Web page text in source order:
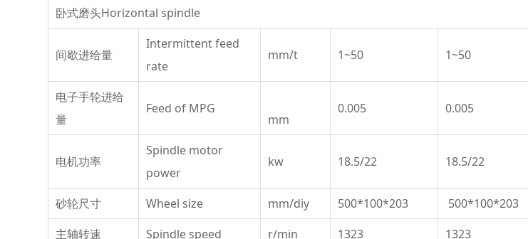
卧式磨头Horizontal spindle
间歇进给量
Intermittent feed
rate
mm/t 1~50 1~50
电子手轮进给
量
Feed of MPG
mm
0.005 0.005
电机功率
Spindle motor
power
kw 18.5/22 18.5/22
砂轮尺寸 Wheel size mm/diy 500*100*203 500*100*203
主轴转速
Spindle speed r/min 1323 1323